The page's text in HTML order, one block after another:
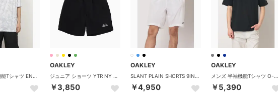
OAKLEY
￥3,850
OAKLEY
￥4,950
OAKLEY
￥5,390